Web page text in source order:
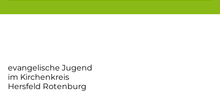
evangelische Jugend
im Kirchenkreis
Hersfeld Rotenburg